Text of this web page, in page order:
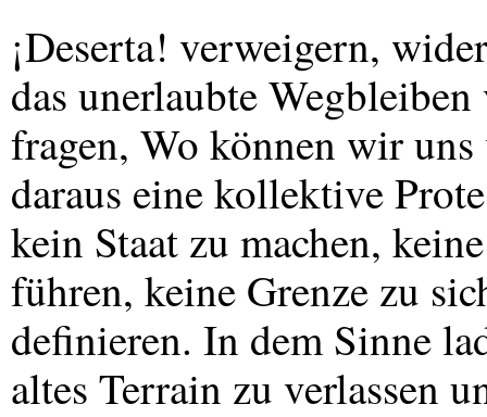
¡Deserta! verweigern,
das unerlaubte
fragen, Wo können wir
daraus eine kollektive
kein Staat zu machen,
führen, keine Grenze zu
definieren. In dem Sinne
altes Terrain zu verlassen